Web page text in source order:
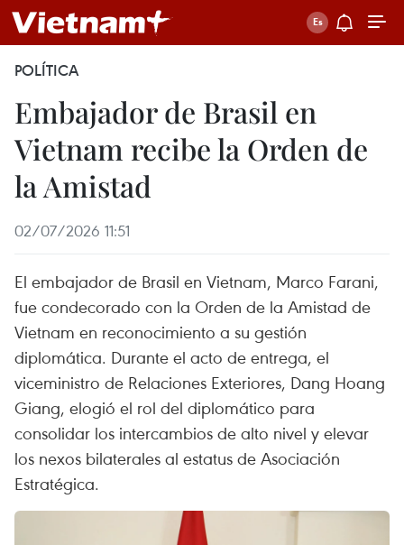
POLÍTICA
Embajador de Brasil en
Vietnam recibe la Orden de
la Amistad
02/07/2026 11:51
El embajador de Brasil en Vietnam, Marco Farani,
fue condecorado con la Orden de la Amistad de
Vietnam en reconocimiento a su gestión
diplomática. Durante el acto de entrega, el
viceministro de Relaciones Exteriores, Dang Hoang
Giang, elogió el rol del diplomático para
consolidar los intercambios de alto nivel y elevar
los nexos bilaterales al estatus de Asociación
Estratégica.